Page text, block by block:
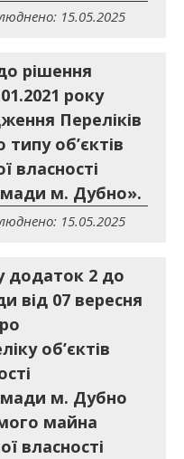
15.05.2025
рішення
року
Переліків
об’єктів
власності
м. Дубно».
15.05.2025
додаток 2 до
від 07 вересня
об’єктів
м. Дубно
майна
власності